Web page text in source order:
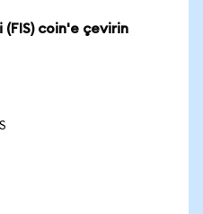
coin'e çevirin